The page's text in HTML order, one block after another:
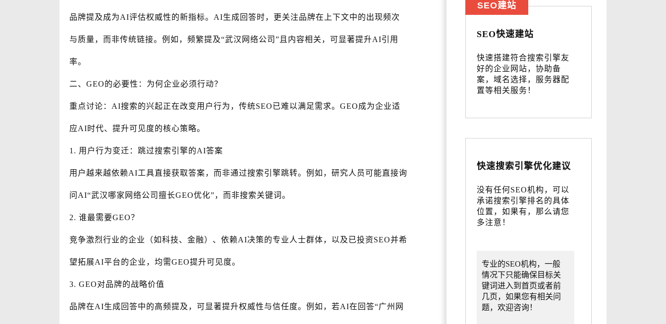
品牌提及成为AI评估权威性的新指标。AI生成回答时，更关注品牌在上下文中的出现频次
与质量，而非传统链接。例如，频繁提及“武汉网络公司”且内容相关，可显著提升AI引用
率。
二、GEO的必要性：为何企业必须行动？
重点讨论：AI搜索的兴起正在改变用户行为，传统SEO已难以满足需求。GEO成为企业适
应AI时代、提升可见度的核心策略。
1. 用户行为变迁：跳过搜索引擎的AI答案
用户越来越依赖AI工具直接获取答案，而非通过搜索引擎跳转。例如，研究人员可能直接询
问AI“武汉哪家网络公司擅长GEO优化”，而非搜索关键词。
2. 谁最需要GEO？
竞争激烈行业的企业（如科技、金融）、依赖AI决策的专业人士群体，以及已投资SEO并希
望拓展AI平台的企业，均需GEO提升可见度。
3. GEO对品牌的战略价值
品牌在AI生成回答中的高频提及，可显著提升权威性与信任度。例如，若AI在回答“广州网
SEO快速建站
快速搭建符合搜索引擎友
好的企业网站，协助备
案，域名选择，服务器配
置等相关服务！
SEO建站
快速搜索引擎优化建议
没有任何SEO机构，可以
承诺搜索引擎排名的具体
位置，如果有，那么请您
多注意！
专业的SEO机构，一般
情况下只能确保目标关
键词进入到首页或者前
几页，如果您有相关问
题，欢迎咨询！